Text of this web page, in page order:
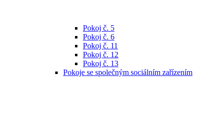
Pokoj č. 5
Pokoj č. 6
Pokoj č. 11
Pokoj č. 12
Pokoj č. 13
Pokoje se společným sociálním zařízením